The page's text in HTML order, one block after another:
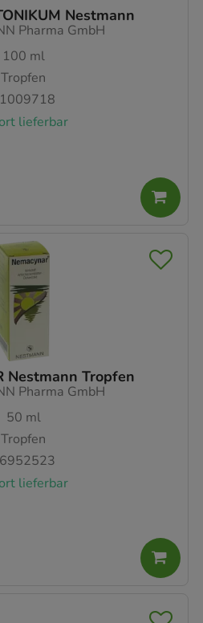
Nestmann
Pharma GmbH
100 ml
Tropfen
lieferbar
Nestmann Tropfen
Pharma GmbH
50 ml
Tropfen
lieferbar